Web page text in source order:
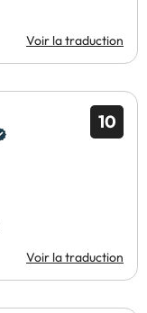
Voir la traduction
10
Voir la traduction